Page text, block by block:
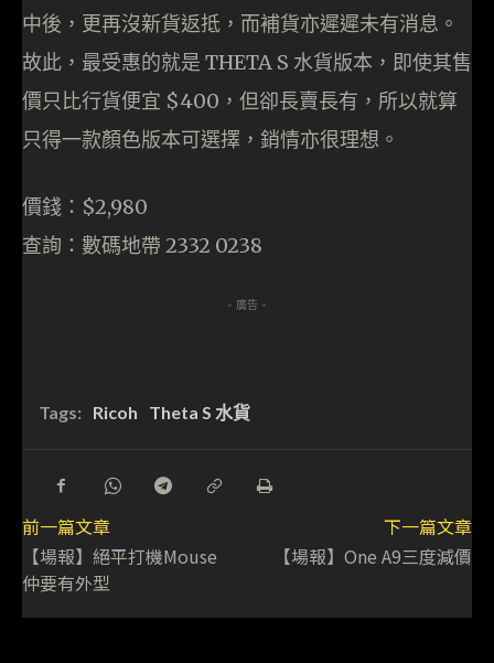
中後，更再沒新貨返抵，而補貨亦遲遲未有消息。
故此，最受惠的就是 THETA S 水貨版本，即使其售
價只比行貨便宜 $400，但卻長賣長有，所以就算
只得一款顏色版本可選擇，銷情亦很理想。
價錢：$2,980
查詢：數碼地帶 2332 0238
- 廣告 -
Tags: Ricoh Theta S 水貨
前一篇文章
【場報】絕平打機Mouse
仲要有外型
下一篇文章
【場報】One A9三度減價